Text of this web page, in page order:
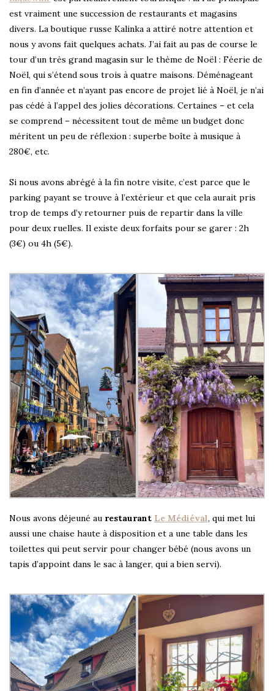
est vraiment une succession de restaurants et magasins
divers. La boutique russe Kalinka a attiré notre attention et
nous y avons fait quelques achats. J’ai fait au pas de course le
tour d’un très grand magasin sur le thème de Noël : Féerie de
Noël, qui s’étend sous trois à quatre maisons. Déménageant
en fin d’année et n’ayant pas encore de projet lié à Noël, je n’ai
pas cédé à l’appel des jolies décorations. Certaines – et cela
se comprend – nécessitent tout de même un budget donc
méritent un peu de réflexion : superbe boîte à musique à
280€, etc.
Si nous avons abrégé à la fin notre visite, c’est parce que le
parking payant se trouve à l’extérieur et que cela aurait pris
trop de temps d’y retourner puis de repartir dans la ville
pour deux ruelles. Il existe deux forfaits pour se garer : 2h
(3€) ou 4h (5€).
Nous avons déjeuné au restaurant Le Médiéval, qui met lui
aussi une chaise haute à disposition et a une table dans les
toilettes qui peut servir pour changer bébé (nous avons un
tapis d’appoint dans le sac à langer, qui a bien servi).